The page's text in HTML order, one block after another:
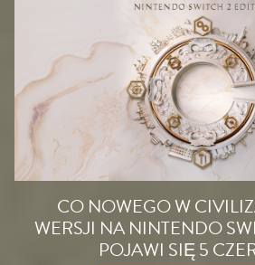
CO NOWEGO W
WERSJI NA NINTENDO
POJAWI SIĘ 5